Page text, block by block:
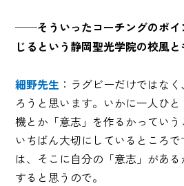
──そういったコーチングのポイ
じるという静岡聖光学院の校風と
細野先生 ：ラグビーだけではな
ろうと思います。いかに一人ひ
機とか「意志」を作るかってい
いちばん大切にしているところ
は、そこに自分の「意志」があ
すると思うので。